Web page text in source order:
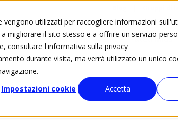
utilizzati per raccogliere informazioni
il sito stesso e a offrire un servizio
consultare l'informativa sulla privacy
durante visita, ma verrà utilizzato un unico
Impostazioni cookie
Accetta
Eventi Calendario eventi ated4kids